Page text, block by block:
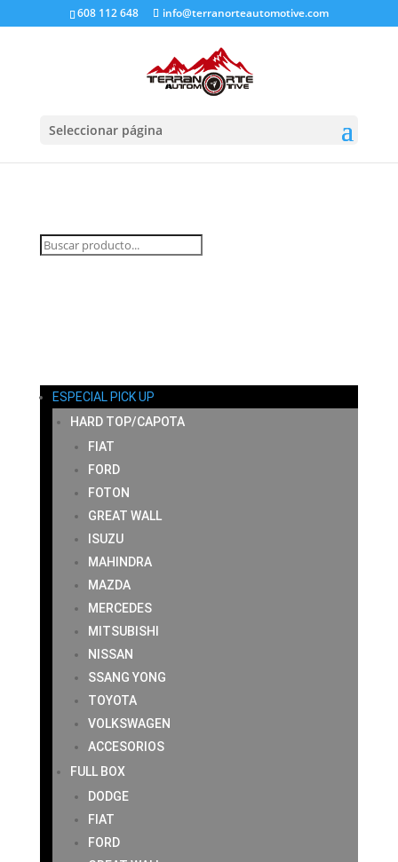
608 112 648 info@terranorteautomotive.com
Seleccionar página
INICIO
ESPECIAL PICK UP
HARD TOP/CAPOTA
FIAT
FORD
FOTON
GREAT WALL
ISUZU
MAHINDRA
MAZDA
MERCEDES
MITSUBISHI
NISSAN
SSANG YONG
TOYOTA
VOLKSWAGEN
ACCESORIOS
FULL BOX
DODGE
FIAT
FORD